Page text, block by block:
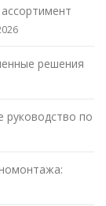
решения
руководство по